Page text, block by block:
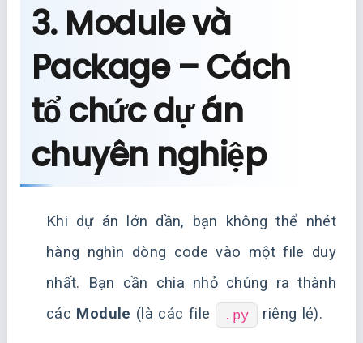
3. Module và
Package – Cách
tổ chức dự án
chuyên nghiệp
Khi dự án lớn dần, bạn không thể nhét
hàng nghìn dòng code vào một file duy
nhất. Bạn cần chia nhỏ chúng ra thành
các Module (là các file .py riêng lẻ).